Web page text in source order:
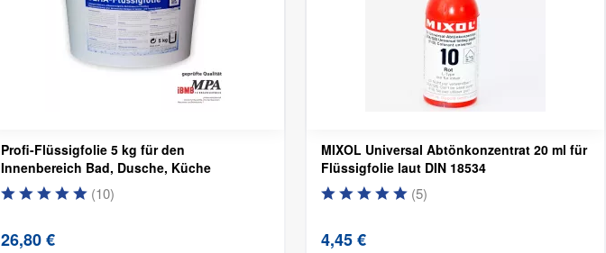
Profi-Flüssigfolie 5 kg für den
Innenbereich Bad, Dusche, Küche
(10)
26,80 €
MIXOL Universal Abtönkonzentrat 20 ml für
Flüssigfolie laut DIN 18534
(5)
4,45 €